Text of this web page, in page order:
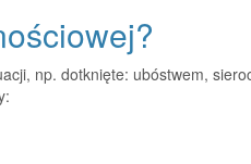
np. dotknięte: ubóstwem,